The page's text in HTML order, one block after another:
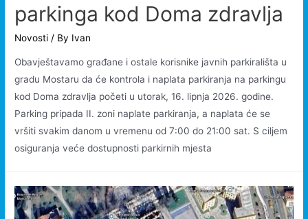
parkinga kod Doma zdravlja
Novosti / By Ivan
Obavještavamo građane i ostale korisnike javnih parkirališta u
gradu Mostaru da će kontrola i naplata parkiranja na parkingu
kod Doma zdravlja početi u utorak, 16. lipnja 2026. godine.
Parking pripada II. zoni naplate parkiranja, a naplata će se
vršiti svakim danom u vremenu od 7:00 do 21:00 sat. S ciljem
osiguranja veće dostupnosti parkirnih mjesta